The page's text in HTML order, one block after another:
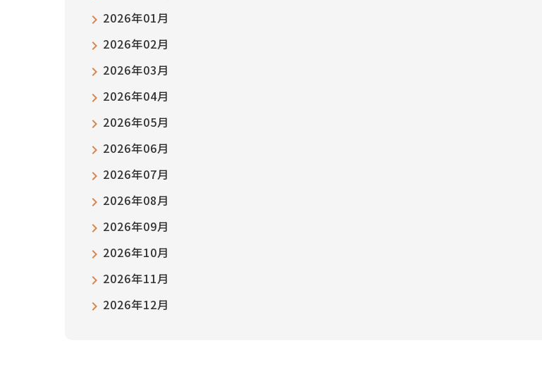
2026年01月
2026年02月
2026年03月
2026年04月
2026年05月
2026年06月
2026年07月
2026年08月
2026年09月
2026年10月
2026年11月
2026年12月